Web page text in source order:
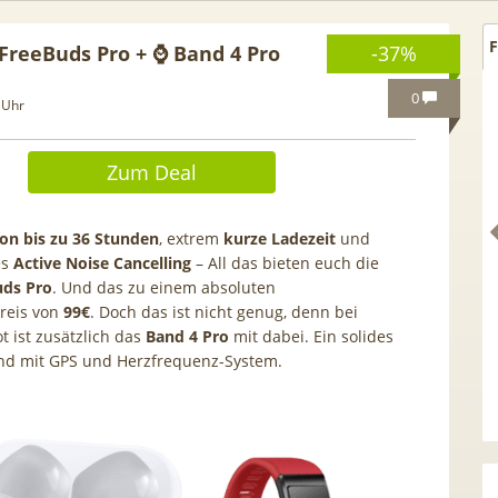
-37%
0
Pro + ⌚ Band 4 Pro
Zum Deal
bis zu 36 Stunden, extrem kurze Ladezeit und
Active Noise Cancelling – All das bieten euch die
Pro. Und das zu einem absoluten
von 99€. Doch das ist nicht genug, denn bei
ist zusätzlich das Band 4 Pro mit dabei. Ein solides
mit GPS und Herzfrequenz-System.
Perfect Plus ab 9€
mtl.
Luftentfeuchten | 9.000
App- & Smart-Home-